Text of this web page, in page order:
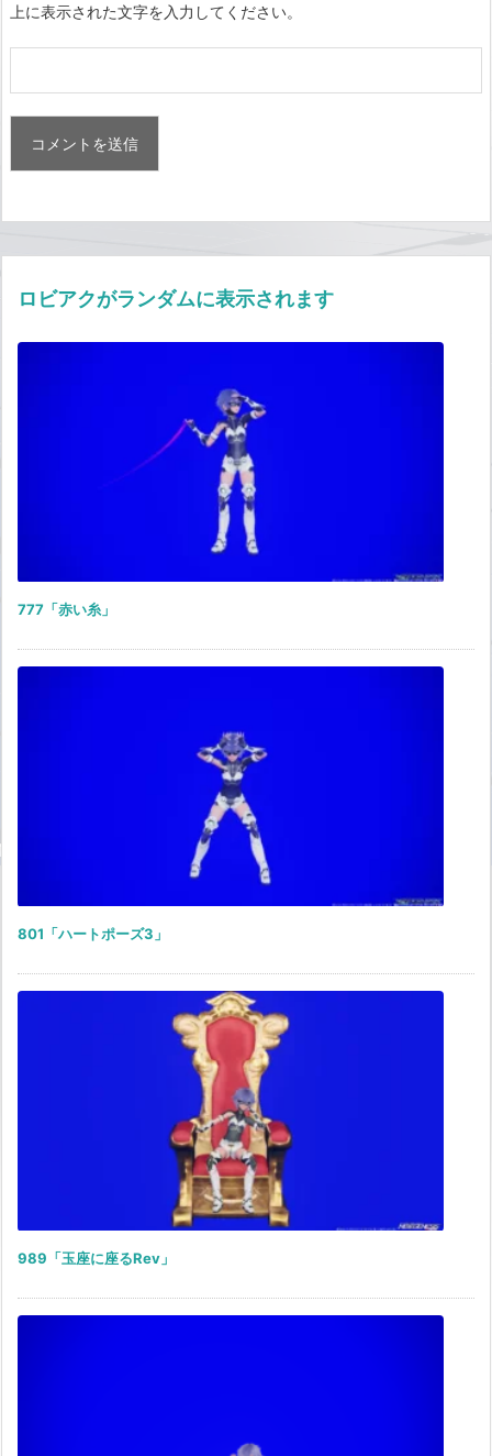
上に表示された文字を入力してください。
ロビアクがランダムに表示されます
777「赤い糸」
801「ハートポーズ3」
989「玉座に座るRev」